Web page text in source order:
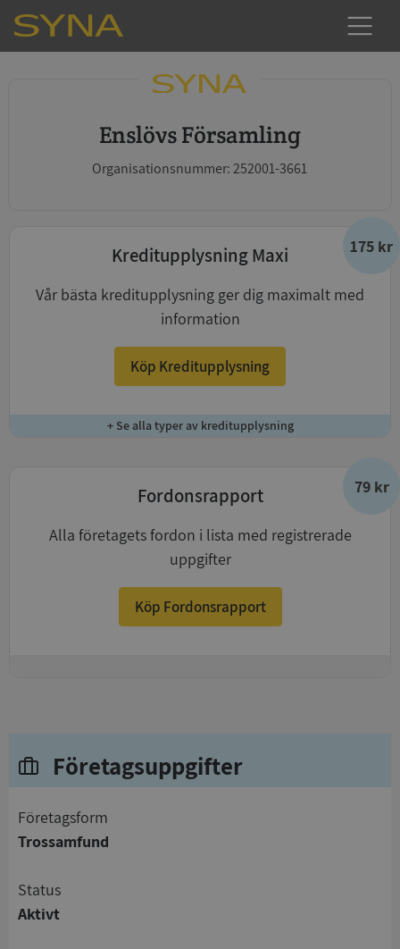
Enslövs Församling
Organisationsnummer: 252001-3661
175 kr
Kreditupplysning Maxi
Vår bästa kreditupplysning ger dig maximalt med
information
Köp Kreditupplysning
+ Se alla typer av kreditupplysning
79 kr
Fordonsrapport
Alla företagets fordon i lista med registrerade
uppgifter
Köp Fordonsrapport
Företagsuppgifter
företagsform
Trossamfund
status
Aktivt